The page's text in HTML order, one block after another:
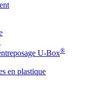
U-Box®
en plastique